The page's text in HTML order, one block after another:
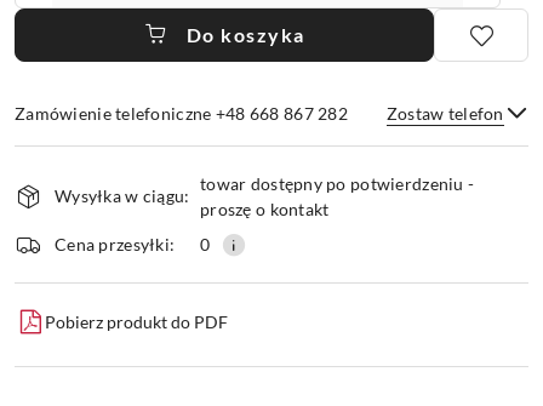
Do koszyka
Zamówienie telefoniczne +48 668 867 282 Zostaw telefon
Wyślij
Dostępność
i
dostawa
Wysyłka w ciągu:
towar dostępny po potwierdzeniu -
proszę o kontakt
Cena przesyłki:
0
Pobierz produkt do PDF